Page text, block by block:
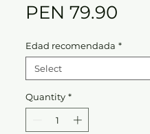
PEN 79.90
Edad recomendada *
Quantity *